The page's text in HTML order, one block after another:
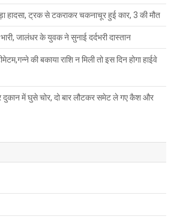
हादसा, ट्रक से टकराकर चकनाचूर हुई कार, 3 की मौत
जालंधर के युवक ने सुनाई दर्दभरी दास्तान
की बकाया राशि न मिली तो इस दिन होगा हाईवे
दुकान में घुसे चोर, दो बार लौटकर समेट ले गए कैश और